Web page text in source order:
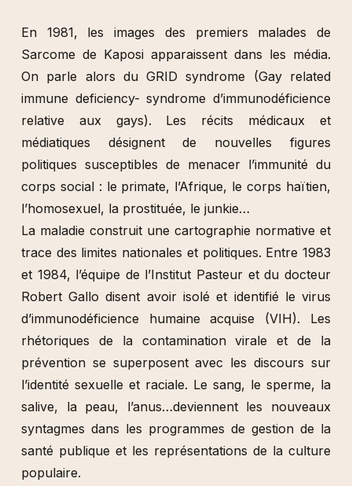
En 1981, les images des premiers malades de
Sarcome de Kaposi apparaissent dans les média.
On parle alors du GRID syndrome (Gay related
immune deficiency- syndrome d’immunodéficience
relative aux gays). Les récits médicaux et
médiatiques désignent de nouvelles figures
politiques susceptibles de menacer l’immunité du
corps social : le primate, l’Afrique, le corps haïtien,
l’homosexuel, la prostituée, le junkie…
La maladie construit une cartographie normative et
trace des limites nationales et politiques. Entre 1983
et 1984, l’équipe de l’Institut Pasteur et du docteur
Robert Gallo disent avoir isolé et identifié le virus
d’immunodéficience humaine acquise (VIH). Les
rhétoriques de la contamination virale et de la
prévention se superposent avec les discours sur
l’identité sexuelle et raciale. Le sang, le sperme, la
salive, la peau, l’anus…deviennent les nouveaux
syntagmes dans les programmes de gestion de la
santé publique et les représentations de la culture
populaire.